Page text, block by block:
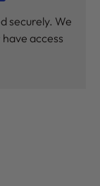
securely. We
access